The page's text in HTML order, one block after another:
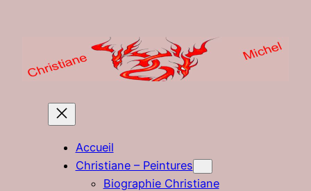
Accueil
Christiane – Peintures
Biographie Christiane